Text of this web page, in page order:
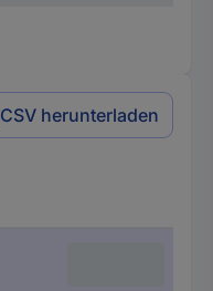
CSV herunterladen